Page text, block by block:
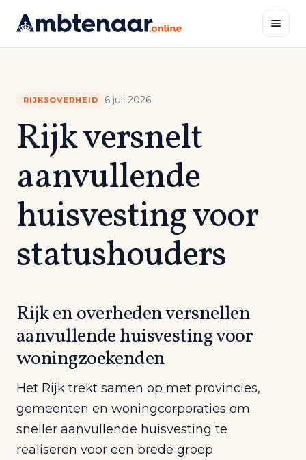
inhoud
RIJKSOVERHEID 6 juli 2026
Rijk versnelt
aanvullende
huisvesting voor
statushouders
Rijk en overheden versnellen
aanvullende huisvesting voor
woningzoekenden
Het Rijk trekt samen op met provincies,
gemeenten en woningcorporaties om
sneller aanvullende huisvesting te
realiseren voor een brede groep